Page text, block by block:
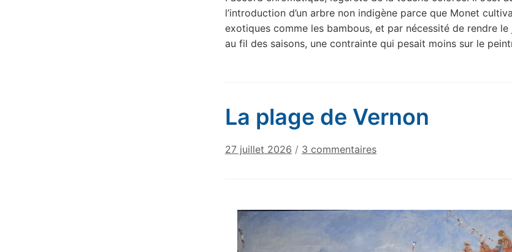
l’introduction d’un arbre non indigène parce que Monet
exotiques comme les bambous, et par nécessité de rendre le
au fil des saisons, une contrainte qui pesait moins sur le
La plage de Vernon
27 juillet 2026 / 3 commentairessur
Vernon